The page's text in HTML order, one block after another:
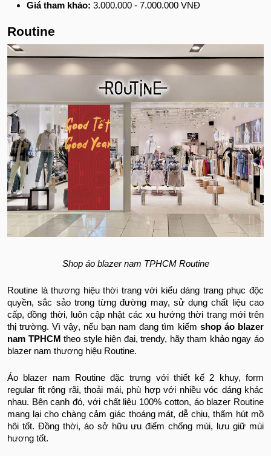
Giá tham khảo: 3.000.000 - 7.000.000 VNĐ
Routine
Shop áo blazer nam TPHCM Routine
Routine là thương hiệu thời trang với kiểu dáng trang phục độc
quyền, sắc sảo trong từng đường may, sử dụng chất liệu cao
cấp, đồng thời, luôn cập nhật các xu hướng thời trang mới trên
thị trường. Vì vậy, nếu bạn nam đang tìm kiếm shop áo blazer
nam TPHCM theo style hiện đại, trendy, hãy tham khảo ngay áo
blazer nam thương hiệu Routine.
Áo blazer nam Routine đặc trưng với thiết kế 2 khuy, form
regular fit rộng rãi, thoải mái, phù hợp với nhiều vóc dáng khác
nhau. Bên cạnh đó, với chất liệu 100% cotton, áo blazer Routine
mang lại cho chàng cảm giác thoáng mát, dễ chịu, thấm hút mồ
hôi tốt. Đồng thời, áo sở hữu ưu điểm chống mùi, lưu giữ mùi
hương tốt.